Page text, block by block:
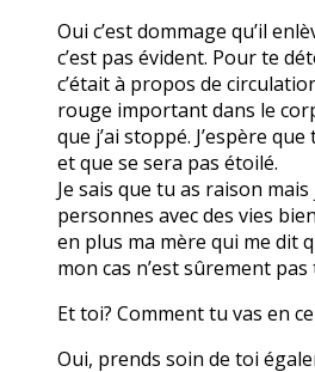
Oui c’est dommage qu’il
c’est pas évident. Pour te
c’était à propos de
rouge important dans le
que j’ai stoppé. J’espère
et que se sera pas étoilé.
Je sais que tu as raison
personnes avec des vies
en plus ma mère qui me dit
mon cas n’est sûrement
Et toi? Comment tu vas en
Oui, prends soin de toi